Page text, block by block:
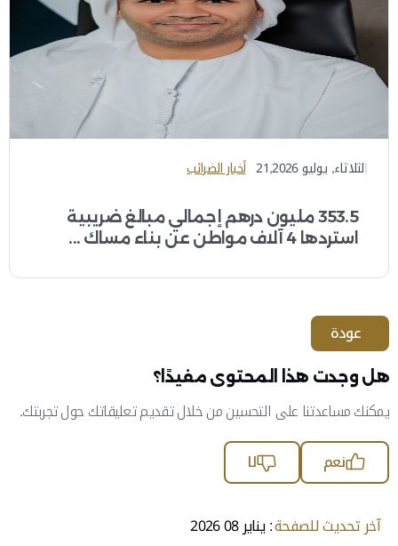
الثلاثاء, يوليو 21,2026 أخبار الضرائب
353.5 مليون درهم إجمالي مبالغ ضريبية
استردها 4 آلاف مواطن عن بناء مساك ...
عودة
هل وجدت هذا المحتوى مفيدًا؟
يمكنك مساعدتنا على التحسين من خلال تقديم تعليقاتك حول تجربتك.
نعم
لا
آخر تحديث للصفحة: يناير 08 2026